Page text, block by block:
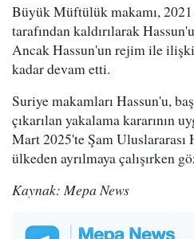
Büyük Müftülük makamı, 2021
tarafından kaldırılarak
Ancak Hassun'un rejim ile
kadar devam etti.
Suriye makamları Hassun'u,
çıkarılan yakalama kararının
Mart 2025'te Şam Uluslararası
ülkeden ayrılmaya çalışırken
Kaynak: Mepa News